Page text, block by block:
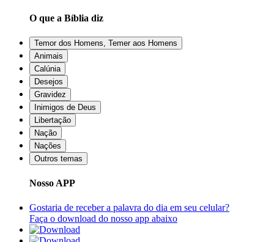
O que a Bíblia diz
Temor dos Homens, Temer aos Homens
Animais
Calúnia
Desejos
Gravidez
Inimigos de Deus
Libertação
Nação
Nações
Outros temas
Nosso APP
Gostaria de receber a palavra do dia em seu celular?
Faça o download do nosso app abaixo